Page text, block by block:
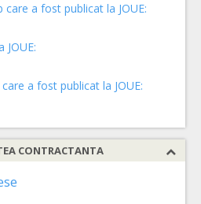
a fost publicat la JOUE:
a fost publicat la JOUE:
CONTRACTANTA